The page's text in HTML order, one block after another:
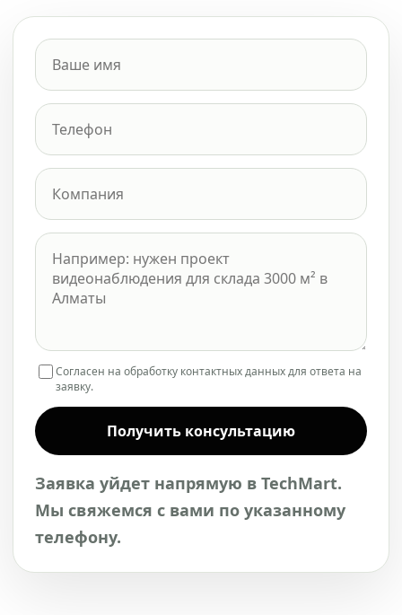
Согласен на обработку контактных данных для ответа на
заявку.
Получить консультацию
Заявка уйдет напрямую в TechMart.
Мы свяжемся с вами по указанному
телефону.